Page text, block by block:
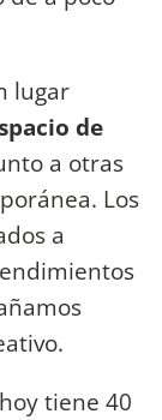
lugar
de
a otras
Los
a
tiene 40